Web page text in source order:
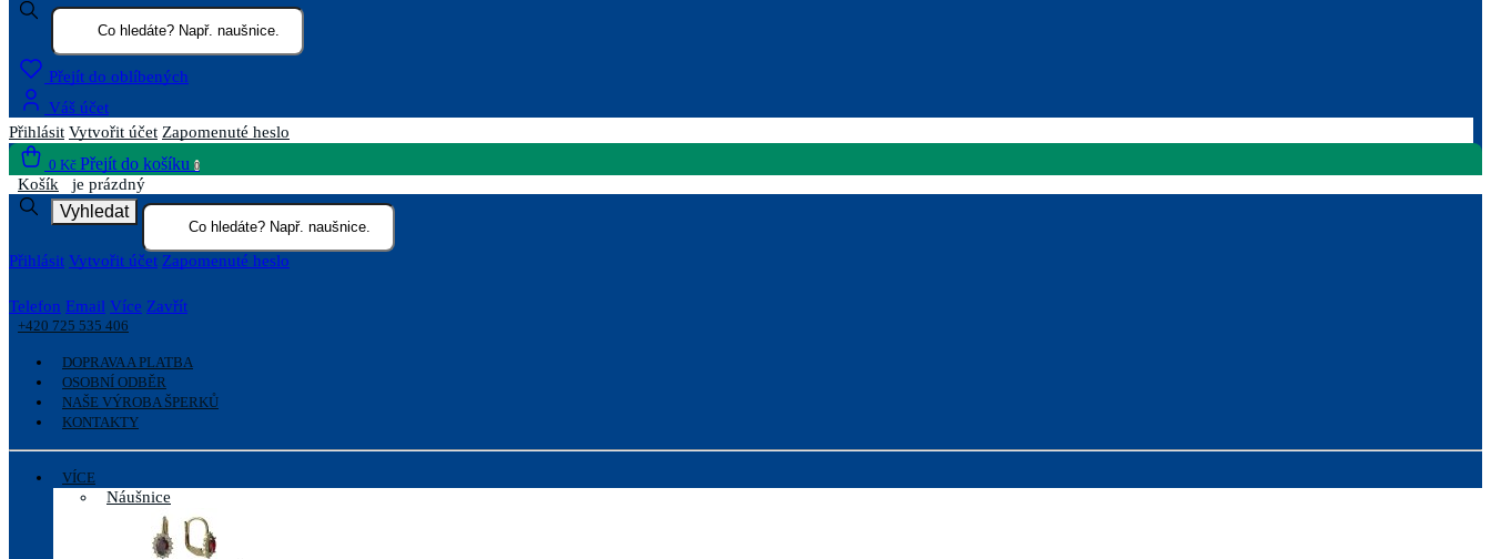
Přejít do oblíbených
Váš účet
Přihlásit Vytvořit účet Zapomenuté heslo
0 Kč Přejít do košíku 0
Košík je prázdný
Vyhledat
Přihlásit Vytvořit účet Zapomenuté heslo
Telefon Email Více Zavřít
+420 725 535 406
DOPRAVA A PLATBA
OSOBNÍ ODBĚR
NAŠE VÝROBA ŠPERKŮ
KONTAKTY
VÍCE
Náušnice